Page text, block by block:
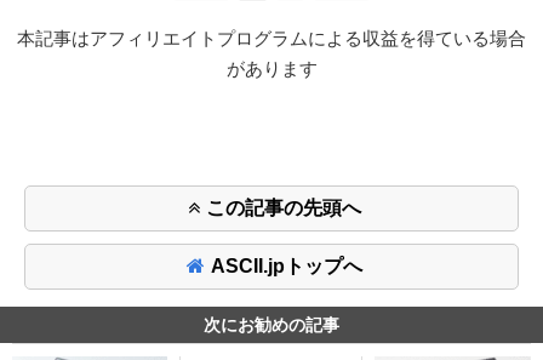
本記事はアフィリエイトプログラムによる収益を得ている場合
があります
この記事の先頭へ
ASCII.jpトップへ
次にお勧めの記事